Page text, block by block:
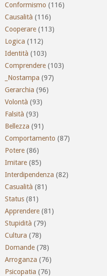
Conformismo (116)
Causalità (116)
Cooperare (113)
Logica (112)
Identità (103)
Comprendere (103)
_Nostampa (97)
Gerarchia (96)
Volontà (93)
Falsità (93)
Bellezza (91)
Comportamento (87)
Potere (86)
Imitare (85)
Interdipendenza (82)
Casualità (81)
Status (81)
Apprendere (81)
Stupidità (79)
Cultura (78)
Domande (78)
Arroganza (76)
Psicopatia (76)